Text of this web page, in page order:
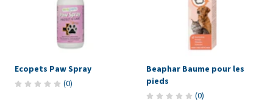
Ecopets Paw Spray
(0)
Beaphar Baume pour les
pieds
(0)